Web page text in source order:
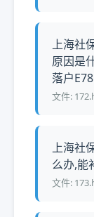
上海社
原因是
落户E78
文件:
上海社
么办,能
文件: